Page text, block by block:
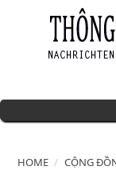
Skip to main content
Main
HOME CỘNG